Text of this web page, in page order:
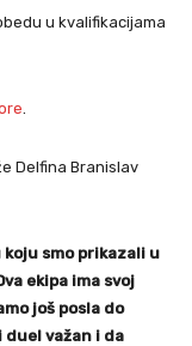
u kvalifikacijama
Delfina Branislav
smo prikazali u
ekipa ima svoj
još posla do
duel važan i da